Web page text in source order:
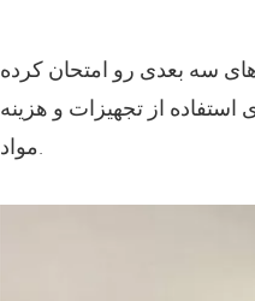
سه بعدی رو امتحان کرده
از تجهیزات و هزینه
مواد.